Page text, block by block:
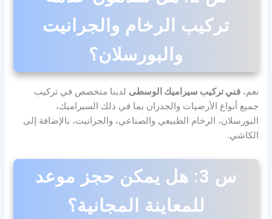
تركيب الرخام والجرانيت
والبورسلان؟
نعم،فني تركيب سيراميك الوسطى لدينا متخصص في تركيب
جميع أنواع الأرضيات والجدران بما في ذلك السيراميك،
البورسلان، الرخام الطبيعي والصناعي، والجرانيت، بالإضافة إلى
الكاشي.
س 3: هل يمكن حجز موعد
للمعاينة المجانية؟